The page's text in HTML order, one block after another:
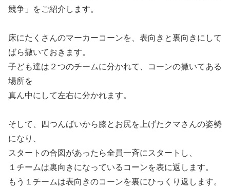
競争」をご紹介します。
床にたくさんのマーカーコーンを、表向きと裏向きにして
ばら撒いておきます。
子ども達は２つのチームに分かれて、コーンの撒いてある
場所を
真ん中にして左右に分かれます。
そして、四つんばいから膝とお尻を上げたクマさんの姿勢
になり、
スタートの合図があったら全員一斉にスタートし、
１チームは裏向きになっているコーンを表に返します。
もう１チームは表向きのコーンを裏にひっくり返します。